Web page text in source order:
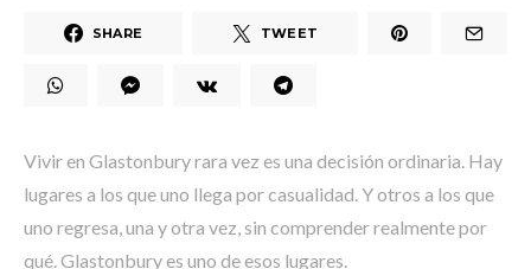
SHARE TWEET
Vivir en Glastonbury rara vez es una decisión ordinaria. Hay
lugares a los que uno llega por casualidad. Y otros a los que
uno regresa, una y otra vez, sin comprender realmente por
qué. Glastonbury es uno de esos lugares.